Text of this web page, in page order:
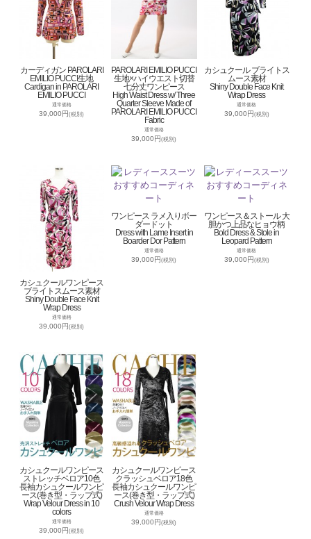
カーディガン PAROLARI
EMILIO PUCCI生地
Cardigan in PAROLARI
EMILIO PUCCI
通常価格
39,000円(税別)
PAROLARI EMILIO PUCCI
生地×ハイウエスト切替
七分丈ワンピース
High Waist Dress w/ Three
Quarter Sleeve Made of
PAROLARI EMILIO PUCCI
Fabric
通常価格
39,000円(税別)
カシュクール ブライトス
ムース素材
Shiny Double Face Knit
Wrap Dress
通常価格
39,000円(税別)
カシュクールワンピース
ブライトスムース素材
Shiny Double Face Knit
Wrap Dress
通常価格
39,000円(税別)
ワンピース ラメ入りボー
ダードット
Dress with Lame Insert in
Boarder Dor Pattern
通常価格
39,000円(税別)
ワンピース＆ストール 大
胆かつ上品なヒョウ柄
Bold Dress & Stole in
Leopard Pattern
通常価格
39,000円(税別)
カシュクールワンピース
ストレッチベロア10色
長袖カシュクールワンピ
ース(巻き型・ラップ式)
Wrap Velour Dress in 10
colors
通常価格
39,000円(税別)
カシュクールワンピース
クラッシュベロア18色
長袖カシュクールワンピ
ース(巻き型・ラップ式)
Crush Velour Wrap Dress
通常価格
39,000円(税別)